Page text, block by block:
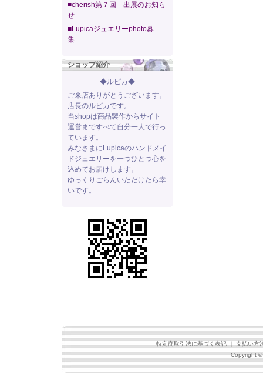
■cherish第７回 出展のお知ら
せ
■Lupicaジュエリーphoto募
集
ショップ紹介
◆ルピカ◆
ご来店ありがとうございます。
店長のルピカです。
当shopは商品製作からサイト
運営まですべて自分一人で行っ
ています。
みなさまにLupicaのハンドメイ
ドジュエリーを一つひとつ心を
込めてお届けします。
ゆっくりごらんいただけたら幸
いです。
特定商取引法に基づく表記｜支払い方
Copyright